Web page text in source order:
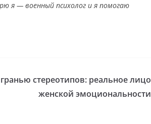
я — военный психолог и я помогаю
стереотипов: реальное лицо
женской эмоциональности